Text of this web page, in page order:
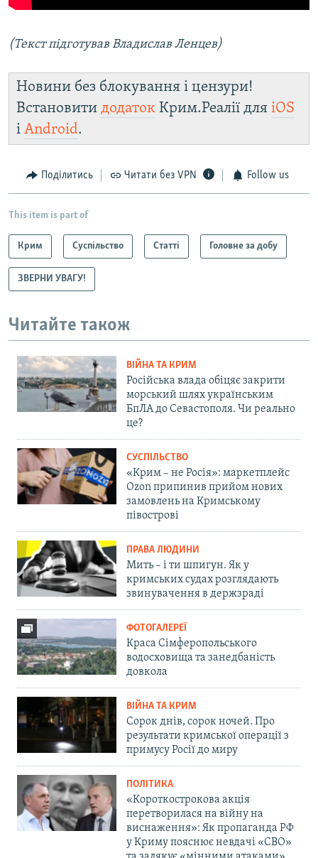
(Текст підготував Владислав Ленцев)
Новини без блокування і цензури!
Встановити додаток Крим.Реалії для iOS
і Android.
Поділитись Читати без VPN Follow us
This item is part of
Крим Суспільство Статті Головне за добу
ЗВЕРНИ УВАГУ!
Читайте також
ВІЙНА ТА КРИМ
Російська влада обіцяє закрити
морський шлях українським
БпЛА до Севастополя. Чи реально
це?
СУСПІЛЬСТВО
«Крим – не Росія»: маркетплейс
Ozon припинив прийом нових
замовлень на Кримському
півострові
ПРАВА ЛЮДИНИ
Мить – і ти шпигун. Як у
кримських судах розглядають
звинувачення в держзраді
ФОТОГАЛЕРЕЇ
Краса Сімферопольського
водосховища та занедбаність
довкола
ВІЙНА ТА КРИМ
Сорок днів, сорок ночей. Про
результати кримської операції з
примусу Росії до миру
ПОЛІТИКА
«Короткострокова акція
перетворилася на війну на
виснаження»: Як пропаганда РФ
у Криму пояснює невдачі «СВО»